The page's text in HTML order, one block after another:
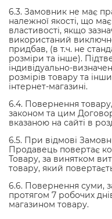
6.3. Замовник не має
належної якості, що
властивості, якщо
використаний
придбав, (в т.ч. не
розміри та інше).
індивідуально-
розмірів товару та
інтернет-магазині.
6.4. Повернення
законом та цим
вказаною на сайті в
6.5. При відмові
Продавець повертає
Товару, за винятком
товару, який
6.6. Повернення суми,
протягом 7 робочих
магазином товару.